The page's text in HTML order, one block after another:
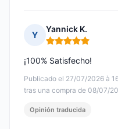
Y
Yannick K.
Nota: 5 de 5
Publicado el 27/07/2026 à
tras una compra de 08/07/
¡100% Satisfecho!
Opinión traducida